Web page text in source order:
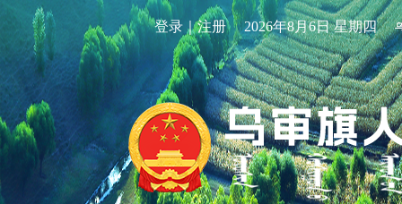
登录｜注册 2026年8月6日 星期四